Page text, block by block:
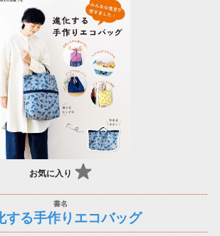
お気に入り
する手作りエコバッグ